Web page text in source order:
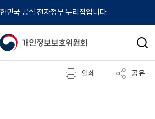
민국 공식 전자정부 누리집입니다.
개
정
검
인쇄 공유